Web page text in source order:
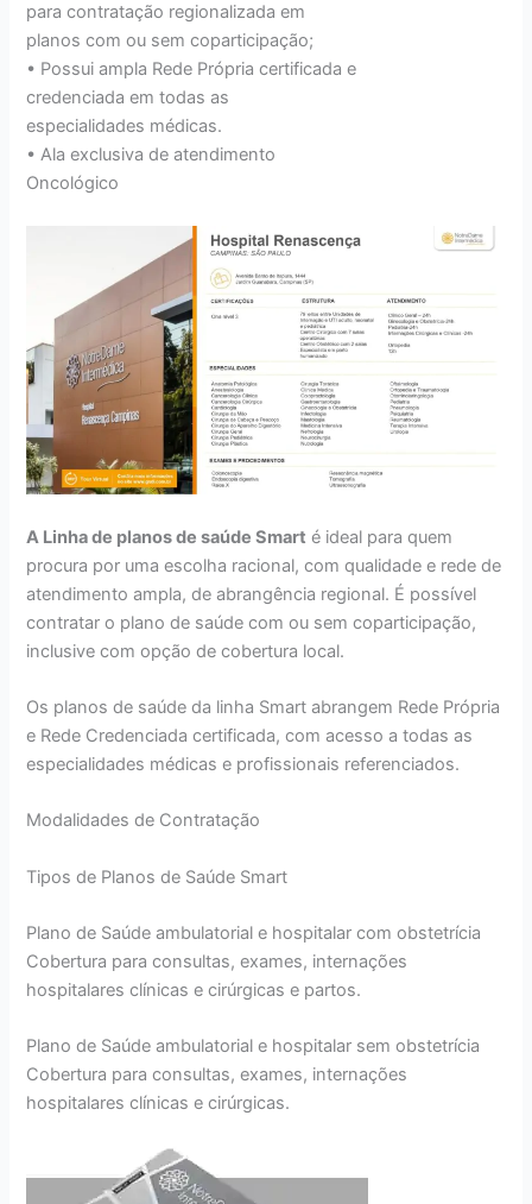
para contratação regionalizada em
planos com ou sem coparticipação;
• Possui ampla Rede Própria certificada e
credenciada em todas as
especialidades médicas.
• Ala exclusiva de atendimento
Oncológico
A Linha de planos de saúde Smart é ideal para quem
procura por uma escolha racional, com qualidade e rede de
atendimento ampla, de abrangência regional. É possível
contratar o plano de saúde com ou sem coparticipação,
inclusive com opção de cobertura local.
Os planos de saúde da linha Smart abrangem Rede Própria
e Rede Credenciada certificada, com acesso a todas as
especialidades médicas e profissionais referenciados.
Modalidades de Contratação
Tipos de Planos de Saúde Smart
Plano de Saúde ambulatorial e hospitalar com obstetrícia
Cobertura para consultas, exames, internações
hospitalares clínicas e cirúrgicas e partos.
Plano de Saúde ambulatorial e hospitalar sem obstetrícia
Cobertura para consultas, exames, internações
hospitalares clínicas e cirúrgicas.